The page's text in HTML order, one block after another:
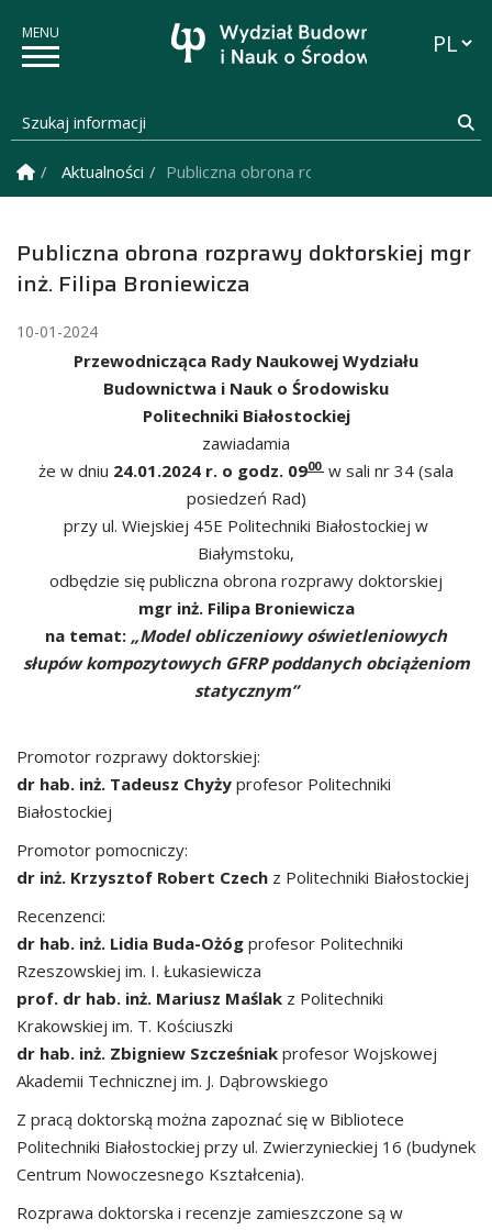
Szukaj informacji
Strona Główna
Aktualności Publiczna obrona rozprawy doktorskiej
Publiczna obrona rozprawy doktorskiej mgr
inż. Filipa Broniewicza
10-01-2024
Przewodnicząca Rady Naukowej Wydziału
Budownictwa i Nauk o Środowisku
Politechniki Białostockiej
zawiadamia
że w dniu 24.01.2024 r. o godz. 0900 w sali nr 34 (sala
posiedzeń Rad)
przy ul. Wiejskiej 45E Politechniki Białostockiej w
Białymstoku,
odbędzie się publiczna obrona rozprawy doktorskiej
mgr inż. Filipa Broniewicza
na temat: „Model obliczeniowy oświetleniowych
słupów kompozytowych GFRP poddanych obciążeniom
statycznym”
Promotor rozprawy doktorskiej:
dr hab. inż. Tadeusz Chyży profesor Politechniki
Białostockiej
Promotor pomocniczy:
dr inż. Krzysztof Robert Czech z Politechniki Białostockiej
Recenzenci:
dr hab. inż. Lidia Buda-Ożóg profesor Politechniki
Rzeszowskiej im. I. Łukasiewicza
prof. dr hab. inż. Mariusz Maślak z Politechniki
Krakowskiej im. T. Kościuszki
dr hab. inż. Zbigniew Szcześniak profesor Wojskowej
Akademii Technicznej im. J. Dąbrowskiego
Z pracą doktorską można zapoznać się w Bibliotece
Politechniki Białostockiej przy ul. Zwierzynieckiej 16 (budynek
Centrum Nowoczesnego Kształcenia).
Rozprawa doktorska i recenzje zamieszczone są w